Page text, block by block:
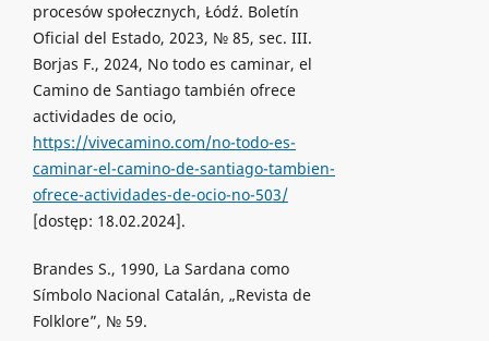
procesów społecznych, Łódź. Boletín
Oficial del Estado, 2023, № 85, sec. III.
Borjas F., 2024, No todo es caminar, el
Camino de Santiago también ofrece
actividades de ocio,
https://vivecamino.com/no-todo-es-
caminar-el-camino-de-santiago-tambien-
ofrece-actividades-de-ocio-no-503/
[dostęp: 18.02.2024].
Brandes S., 1990, La Sardana como
Símbolo Nacional Catalán, „Revista de
Folklore”, № 59.